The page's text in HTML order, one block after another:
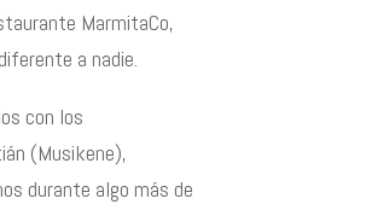
MarmitaCo,
a nadie.
con los
án (Musikene),
durante algo más de